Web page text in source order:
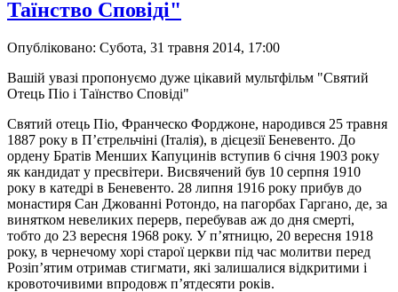
Таїнство Сповіді"
Опубліковано: Субота, 31 травня 2014, 17:00
Вашій увазі пропонуємо дуже цікавий мультфільм "Святий
Отець Піо і Таїнство Сповіді"
Святий отець Піо, Франческо Форджоне, народився 25 травня
1887 року в П’єтрельчіні (Італія), в дієцезії Беневенто. До
ордену Братів Менших Капуцинів вступив 6 січня 1903 року
як кандидат у пресвітери. Висвячений був 10 серпня 1910
року в катедрі в Беневенто. 28 липня 1916 року прибув до
монастиря Сан Джованні Ротондо, на пагорбах Гаргано, де, за
винятком невеликих перерв, перебував аж до дня смерті,
тобто до 23 вересня 1968 року. У п’ятницю, 20 вересня 1918
року, в чернечому хорі старої церкви під час молитви перед
Розіп’ятим отримав стигмати, які залишалися відкритими і
кровоточивими впродовж п’ятдесяти років.